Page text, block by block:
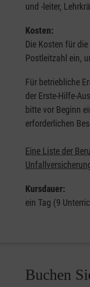
und -leiter,
Kosten:
Die Kosten für
Postleitzahl ein,
Für betriebliche
der Erste-Hilfe-
bitte vor Beginn
erforderlichen
Eine Liste der
Kursdauer:
ein Tag (9
Buchen